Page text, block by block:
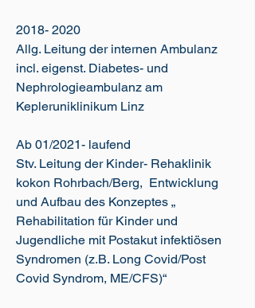
2018- 2020
Allg. Leitung der internen Ambulanz
incl. eigenst. Diabetes- und
Nephrologieambulanz am
Kepleruniklinikum Linz
Ab 01/2021- laufend
Stv. Leitung der Kinder- Rehaklinik
kokon Rohrbach/Berg, Entwicklung
und Aufbau des Konzeptes „
Rehabilitation für Kinder und
Jugendliche mit Postakut infektiösen
Syndromen (z.B. Long Covid/Post
Covid Syndrom, ME/CFS)“